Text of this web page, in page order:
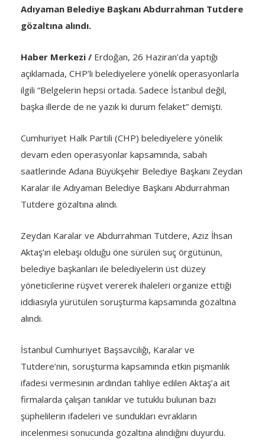
Adıyaman Belediye Başkanı Abdurrahman Tutdere
gözaltına alındı.
Haber Merkezi / Erdoğan, 26 Haziran’da yaptığı
açıklamada, CHP’li belediyelere yönelik operasyonlarla
ilgili “Belgelerin hepsi ortada. Sadece İstanbul değil,
başka illerde de ne yazık ki durum felaket” demişti.
Cumhuriyet Halk Partili (CHP) belediyelere yönelik
devam eden operasyonlar kapsamında, sabah
saatlerinde Adana Büyükşehir Belediye Başkanı Zeydan
Karalar ile Adıyaman Belediye Başkanı Abdurrahman
Tutdere gözaltına alındı.
Zeydan Karalar ve Abdurrahman Tutdere, Aziz İhsan
Aktaş’ın elebaşı olduğu öne sürülen suç örgütünün,
belediye başkanları ile belediyelerin üst düzey
yöneticilerine rüşvet vererek ihaleleri organize ettiği
iddiasıyla yürütülen soruşturma kapsamında gözaltına
alındı.
İstanbul Cumhuriyet Başsavcılığı, Karalar ve
Tutdere’nin, soruşturma kapsamında etkin pişmanlık
ifadesi vermesinin ardından tahliye edilen Aktaş’a ait
firmalarda çalışan tanıklar ve tutuklu bulunan bazı
şüphelilerin ifadeleri ve sundukları evrakların
incelenmesi sonucunda gözaltına alındığını duyurdu.